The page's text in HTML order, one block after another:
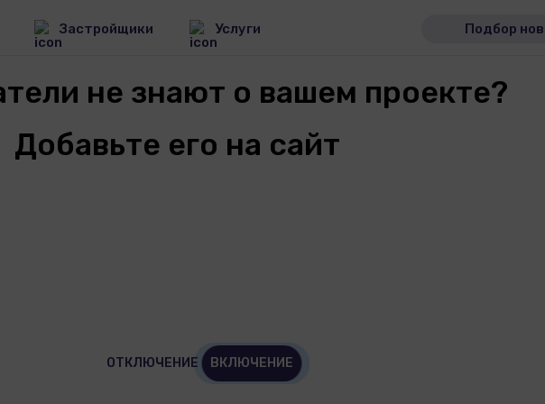
новостройки
Застройщики Услуги Подбор
не знают о вашем проекте?
Добавьте его на сайт
ОТКЛЮЧЕНИЕ ВКЛЮЧЕНИЕ